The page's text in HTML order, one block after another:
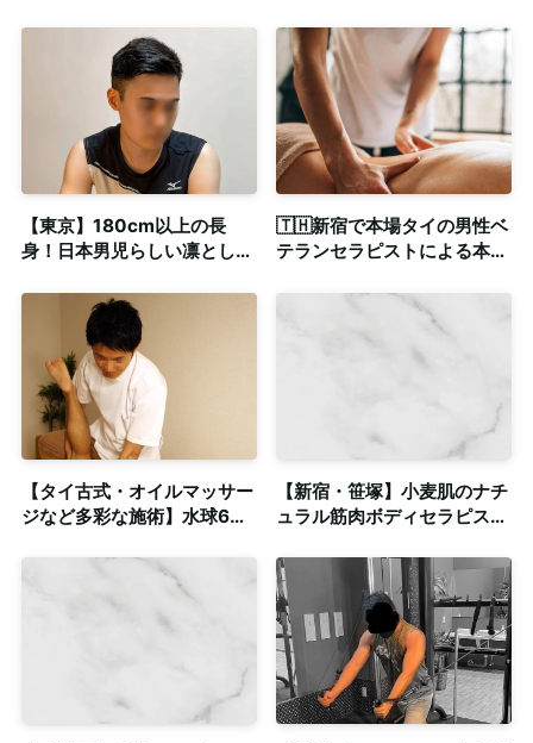
【東京】180cm以上の長
身！日本男児らしい凛とした
🇹🇭新宿で本場タイの男性ベ
テランセラピストによる本格
【タイ古式・オイルマッサー
ジなど多彩な施術】水球6
有◎個室も完備
【新宿・笹塚】小麦肌のナチ
ュラル筋肉ボディセラピスト
サージ◎個室・出張